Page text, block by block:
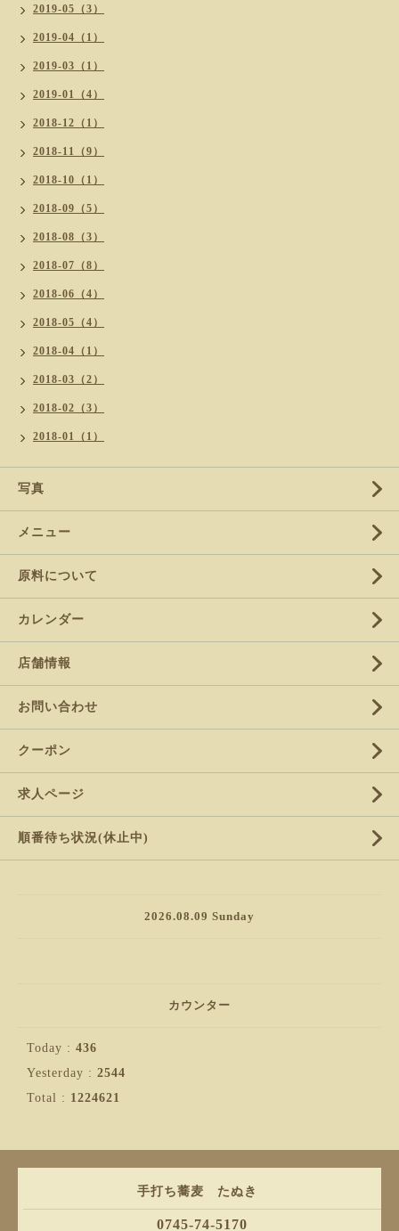
2019-05（3）
2019-04（1）
2019-03（1）
2019-01（4）
2018-12（1）
2018-11（9）
2018-10（1）
2018-09（5）
2018-08（3）
2018-07（8）
2018-06（4）
2018-05（4）
2018-04（1）
2018-03（2）
2018-02（3）
2018-01（1）
写真
メニュー
原料について
カレンダー
店舗情報
お問い合わせ
クーポン
求人ページ
順番待ち状況(休止中)
2026.08.09 Sunday
カウンター
Today : 436
Yesterday : 2544
Total : 1224621
手打ち蕎麦 たぬき
0745-74-5170